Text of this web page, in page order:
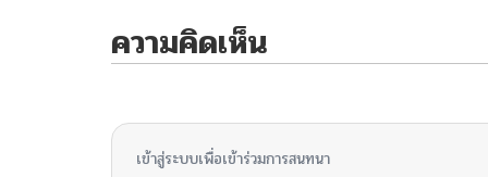
ความคิดเห็น
เข้าสู่ระบบเพื่อเข้าร่วมการสนทนา